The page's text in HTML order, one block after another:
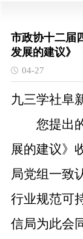
市政协十二届
发展的建议》
04-27
九三学社阜
您提出
展的建议》
局党组一致
行业规范可
信局为此会